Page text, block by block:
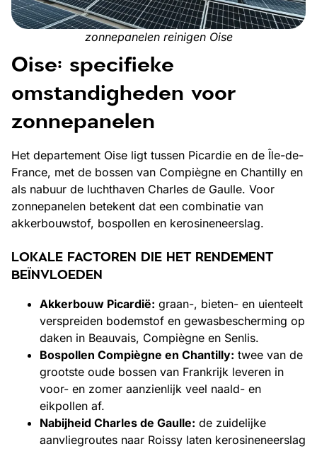
Oise: specifieke
omstandigheden voor
zonnepanelen
Het departement Oise ligt tussen Picardie en de Île-de-
France, met de bossen van Compiègne en Chantilly en
als nabuur de luchthaven Charles de Gaulle. Voor
zonnepanelen betekent dat een combinatie van
akkerbouwstof, bospollen en kerosineneerslag.
LOKALE FACTOREN DIE HET RENDEMENT
BEÏNVLOEDEN
Akkerbouw Picardië: graan-, bieten- en uienteelt
verspreiden bodemstof en gewasbescherming op
daken in Beauvais, Compiègne en Senlis.
Bospollen Compiègne en Chantilly: twee van de
grootste oude bossen van Frankrijk leveren in
voor- en zomer aanzienlijk veel naald- en
eikpollen af.
Nabijheid Charles de Gaulle: de zuidelijke
aanvliegroutes naar Roissy laten kerosineneerslag
zonnepanelen reinigen Oise